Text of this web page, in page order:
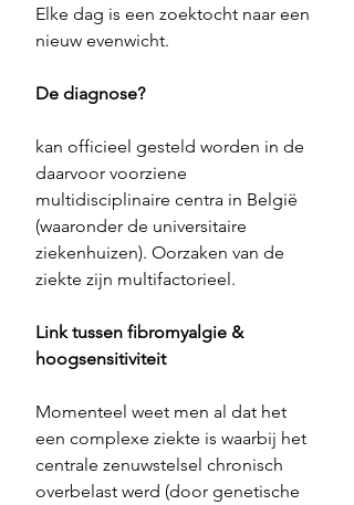
Elke dag is een zoektocht naar een
nieuw evenwicht.
De diagnose?
kan officieel gesteld worden in de
daarvoor voorziene
multidisciplinaire centra in België
(waaronder de universitaire
ziekenhuizen). Oorzaken van de
ziekte zijn multifactorieel.
Link tussen fibromyalgie &
hoogsensitiviteit
Momenteel weet men al dat het
een complexe ziekte is waarbij het
centrale zenuwstelsel chronisch
overbelast werd (door genetische